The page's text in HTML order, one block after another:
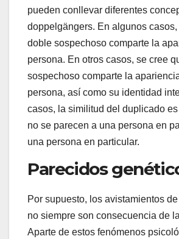
pueden conllevar diferentes
doppelgängers. En algunos casos,
doble sospechoso comparte la
persona. En otros casos, se cree
sospechoso comparte la
persona, así como su identidad
casos, la similitud del duplicado
no se parecen a una persona en
una persona en particular.
Parecidos
Por supuesto, los avistamientos
no siempre son consecuencia de
Aparte de estos fenómenos